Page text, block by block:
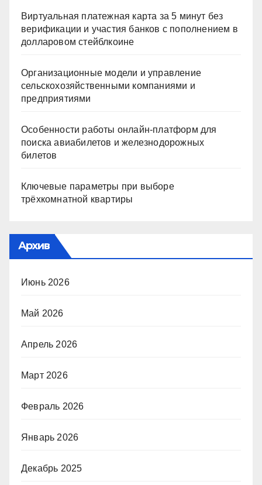
Виртуальная платежная карта за 5 минут без
верификации и участия банков с пополнением в
долларовом стейблкоине
Организационные модели и управление
сельскохозяйственными компаниями и
предприятиями
Особенности работы онлайн-платформ для
поиска авиабилетов и железнодорожных
билетов
Ключевые параметры при выборе
трёхкомнатной квартиры
Архив
Июнь 2026
Май 2026
Апрель 2026
Март 2026
Февраль 2026
Январь 2026
Декабрь 2025